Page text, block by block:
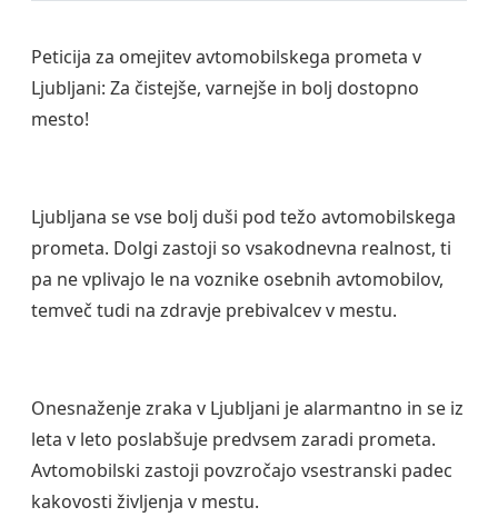
Peticija za omejitev avtomobilskega prometa v
Ljubljani: Za čistejše, varnejše in bolj dostopno
mesto!
Ljubljana se vse bolj duši pod težo avtomobilskega
prometa. Dolgi zastoji so vsakodnevna realnost, ti
pa ne vplivajo le na voznike osebnih avtomobilov,
temveč tudi na zdravje prebivalcev v mestu.
Onesnaženje zraka v Ljubljani je alarmantno in se iz
leta v leto poslabšuje predvsem zaradi prometa.
Avtomobilski zastoji povzročajo vsestranski padec
kakovosti življenja v mestu.